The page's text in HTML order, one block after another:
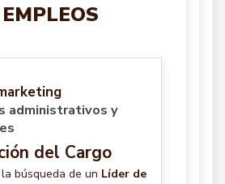
administrativos y
del Cargo
búsqueda de un Líder de